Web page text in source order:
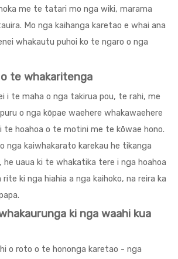
me te tatari mo nga wiki, marama
Mo nga kaihanga karetao e whai ana
whakautu puhoi ko te ngaro o nga
te whakaritenga
i te maha o nga takirua pou, te rahi, me
o nga kōpae waehere whakawaehere
hoahoa o te motini me te kōwae hono.
nga kaiwhakarato karekau he tikanga
uaua ki te whakatika tere i nga hoahoa
ki nga hiahia a nga kaihoko, na reira ka
ki nga waahi kua
o roto o te hononga karetao - nga